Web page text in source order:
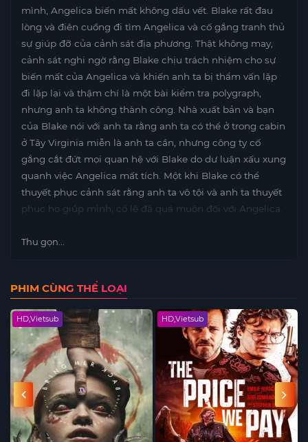
mình, Angelica biến mất không dấu vết. Blake rất đau
lòng và điên cuồng đi tìm Angelica và cố gắng tranh thủ
sự giúp đỡ của cảnh sát địa phương. Thật không may,
cảnh sát nghi ngờ rằng Blake chịu trách nhiệm cho sự
biến mất của Angelica và khiến anh ta bị thẩm vấn lặp
đi lặp lại và thậm chí là một bài kiểm tra polygraph,
nhưng anh ta không thành công. Nhà xuất bản và bạn
của Blake nói với anh ta rằng anh ta có thể ở trong cabin
ở Tây Virginia miễn là anh ta cần, nhưng công ty cố
gắng cắt đứt mọi quan hệ với Blake do dư luận xấu xung
quanh việc Angelica mất tích. Một khi Blake có thể
thuyết phục cảnh sát rằng anh ta vô tội và anh ta thuyết
phục họ giúp mình, có lẽ đã quá muộn đối với Angelica.
Thu gọn...
PHIM CÙNG THỂ LOẠI
HD,Vietsub HD,Vietsub